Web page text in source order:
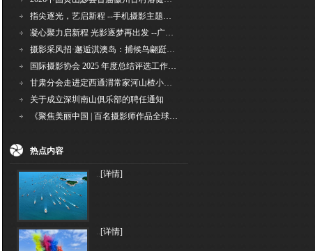
指尖逐光，艺启新程 --手机摄影主题讲座在市老年干部大学圆满落幕
凝心聚力启新程 光影逐梦再出发 --广州国际摄影协会2026年首次会长秘书长会议召开
摄影采风招·邂逅淇澳岛：捕候鸟翩跹，寻古村烟火，追海上霞光
国际摄影协会 2025 年度总结评选工作的通知
甘肃分会走进定西通渭常家河山楂小镇旅游景区开展"红果满枝迎丰岁·山楂小镇庆佳节"为主
关于成立深圳南山俱乐部的聘任通知
《聚焦美丽中国 | 百名摄影师作品全球巡回展》（晋中）开幕新闻通稿
热点内容
..[详情]
..[详情]